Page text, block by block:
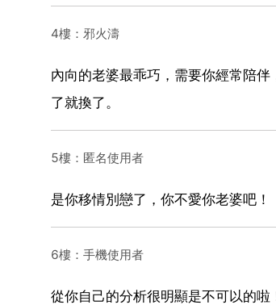
4樓：邪火濤
內向的老婆最乖巧，需要你經常陪
了就換了。
5樓：匿名使用者
是你移情別戀了，你不愛你老婆吧！
6樓：手機使用者
從你自己的分析很明顯是不可以的